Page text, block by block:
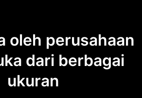
oleh perusahaan
dari berbagai
ukuran